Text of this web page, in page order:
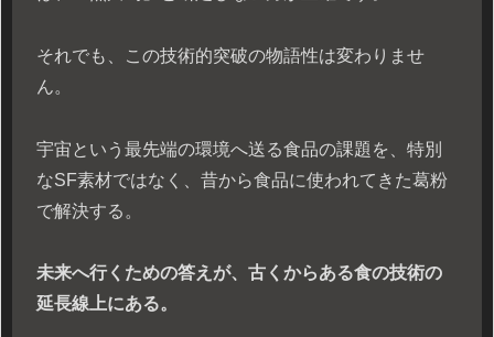
それでも、この技術的突破の物語性は変わりませ
ん。
宇宙という最先端の環境へ送る食品の課題を、特別
なSF素材ではなく、昔から食品に使われてきた葛粉
で解決する。
未来へ行くための答えが、古くからある食の技術の
延長線上にある。